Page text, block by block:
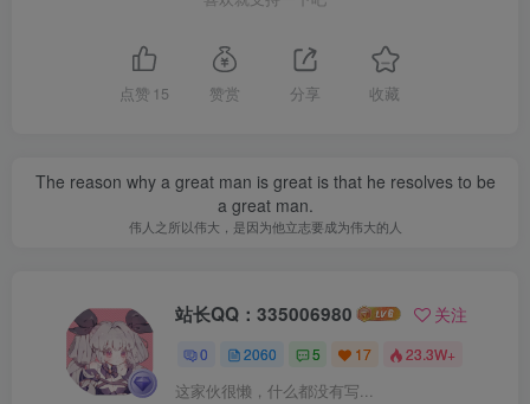
点赞 15 赞赏 分享 收藏
The reason why a great man is great is that he resolves to be
a great man.
伟人之所以伟大，是因为他立志要成为伟大的人
站长QQ：335006980 关注
0 2060 5 17 23.3W+
这家伙很懒，什么都没有写...